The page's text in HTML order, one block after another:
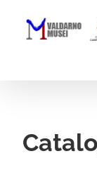
content